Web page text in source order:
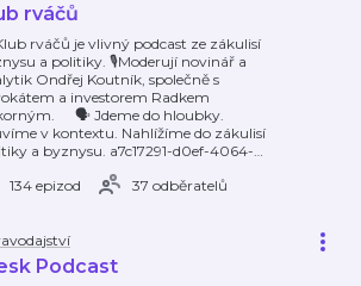
rváčů
rváčů je vlivný podcast ze zákulisí
a politiky. 🎙️Moderují novinář a
Ondřej Koutník, společně s
a investorem Radkem
🗣️ Jdeme do hloubky.
v kontextu. Nahlížíme do zákulisí
a byznysu. a7c17291-d0ef-4064-…
134 epizod
37 odběratelů
Podcast